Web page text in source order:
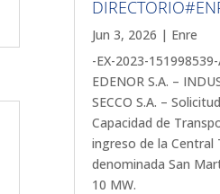
Jun 3, 2026 | Enre
-EX-2023-
EDENOR S.A. –
SECCO S.A. –
Capacidad de
ingreso de la Central
denominada San
10 MW.